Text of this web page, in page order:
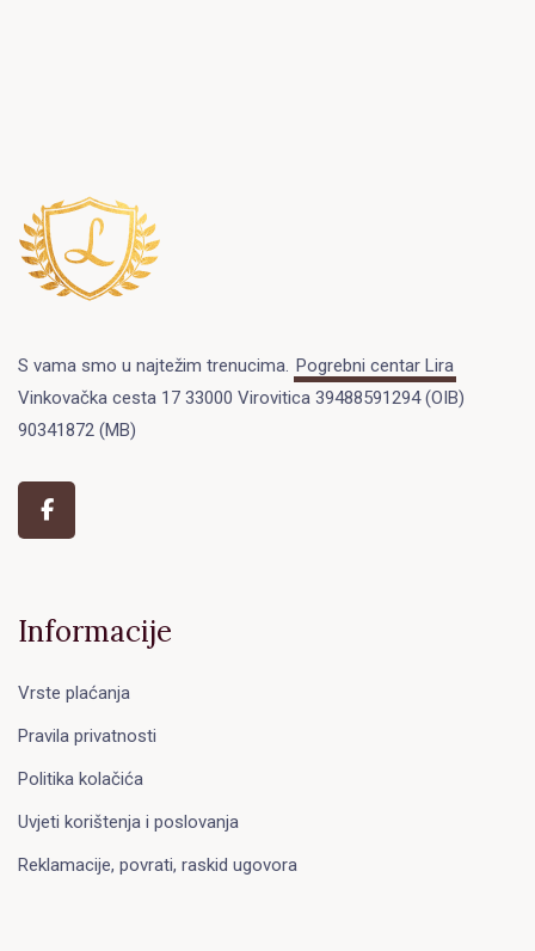
S vama smo u najtežim trenucima. Pogrebni centar Lira
Vinkovačka cesta 17 33000 Virovitica 39488591294 (OIB)
90341872 (MB)
Informacije
Vrste plaćanja
Pravila privatnosti
Politika kolačića
Uvjeti korištenja i poslovanja
Reklamacije, povrati, raskid ugovora